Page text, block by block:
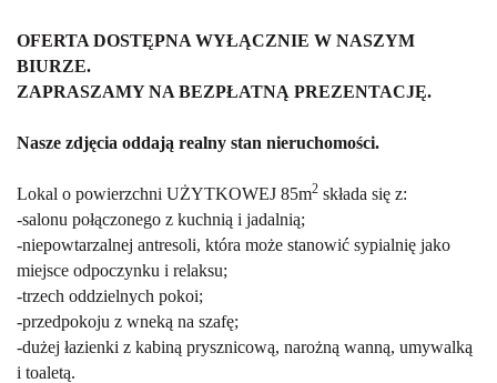
OFERTA DOSTĘPNA WYŁĄCZNIE W NASZYM
BIURZE.
ZAPRASZAMY NA BEZPŁATNĄ PREZENTACJĘ.
Nasze zdjęcia oddają realny stan nieruchomości.
Lokal o powierzchni UŻYTKOWEJ 85m2 składa się z:
-salonu połączonego z kuchnią i jadalnią;
-niepowtarzalnej antresoli, która może stanowić sypialnię jako
miejsce odpoczynku i relaksu;
-trzech oddzielnych pokoi;
-przedpokoju z wneką na szafę;
-dużej łazienki z kabiną prysznicową, narożną wanną, umywalką
i toaletą.